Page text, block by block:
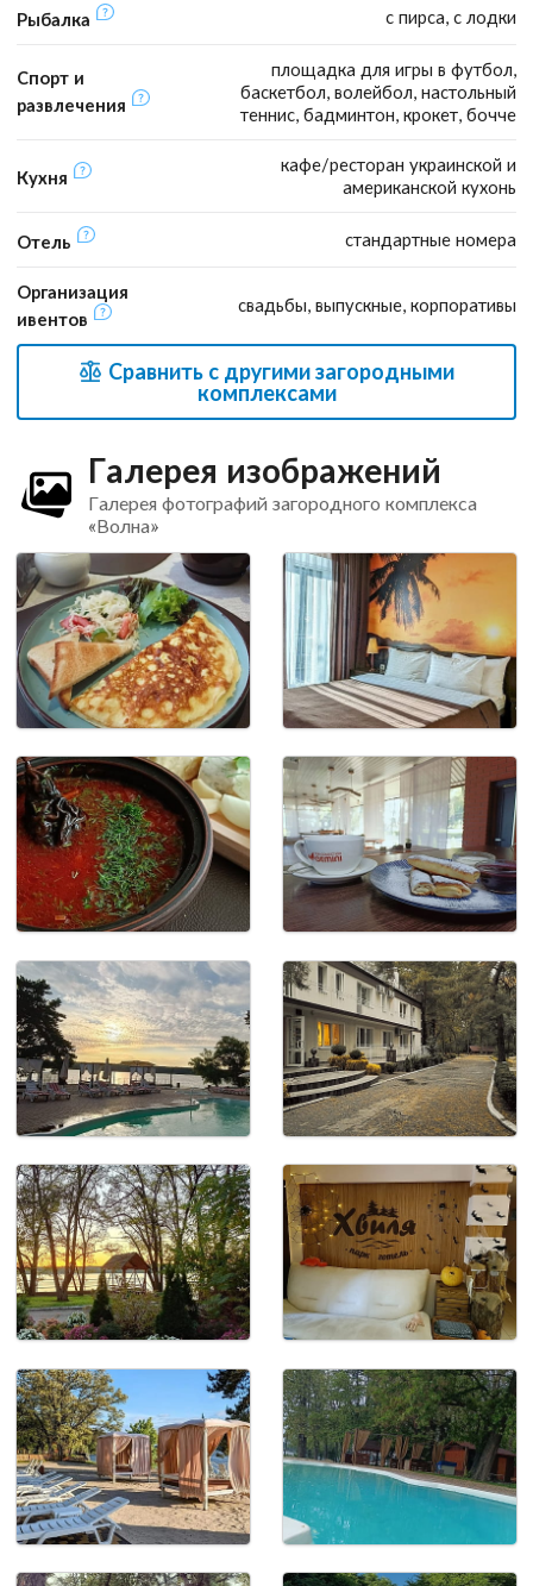
Рыбалка с пирса, с лодки
Спорт и
развлечения
площадка для игры в футбол,
баскетбол, волейбол, настольный
теннис, бадминтон, крокет, бочче
Кухня
кафе/ресторан украинской и
американской кухонь
Отель стандартные номера
Организация
ивентов
свадьбы, выпускные, корпоративы
Сравнить с другими загородными
комплексами
Галерея изображений
Галерея фотографий загородного комплекса
«Волна»